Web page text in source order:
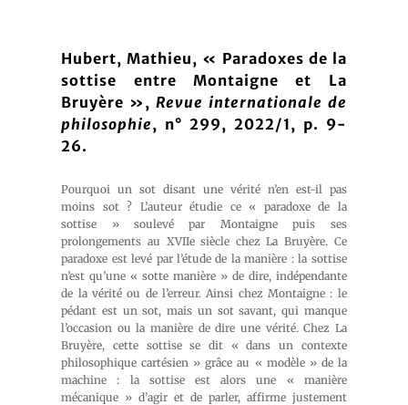
Hubert, Mathieu, « Paradoxes de la
sottise entre Montaigne et La
Bruyère », Revue internationale de
philosophie, n° 299, 2022/1, p. 9-
26.
Pourquoi un sot disant une vérité n’en est-il pas
moins sot ? L’auteur étudie ce « paradoxe de la
sottise » soulevé par Montaigne puis ses
prolongements au XVIIe siècle chez La Bruyère. Ce
paradoxe est levé par l’étude de la manière : la sottise
n’est qu’une « sotte manière » de dire, indépendante
de la vérité ou de l’erreur. Ainsi chez Montaigne : le
pédant est un sot, mais un sot savant, qui manque
l’occasion ou la manière de dire une vérité. Chez La
Bruyère, cette sottise se dit « dans un contexte
philosophique cartésien » grâce au « modèle » de la
machine : la sottise est alors une « manière
mécanique » d’agir et de parler, affirme justement